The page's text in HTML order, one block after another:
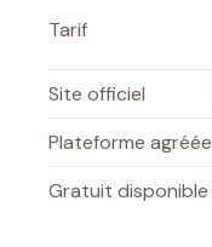
Tarif
Site officiel
Plateforme agréée
Gratuit disponible